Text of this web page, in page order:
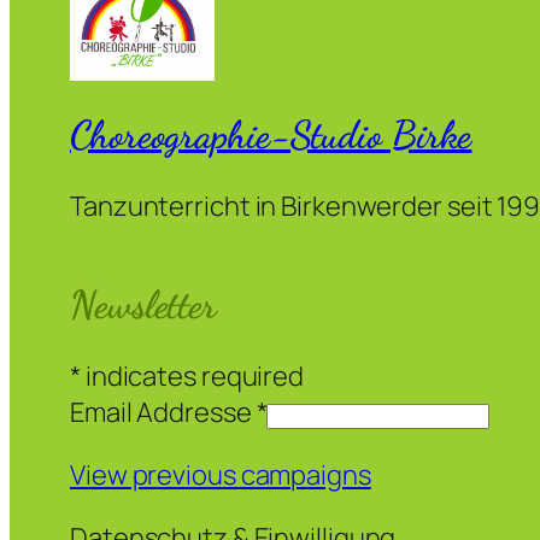
Choreographie-Studio Birke
Tanzunterricht in Birkenwerder seit
Newsletter
* indicates required
Email Addresse *
View previous campaigns